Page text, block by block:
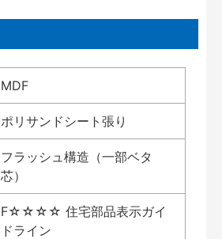
MDF
ポリサンドシート張り
フラッシュ構造（一部ベタ
芯）
F☆☆☆☆ 住宅部品表示ガイ
ドライン